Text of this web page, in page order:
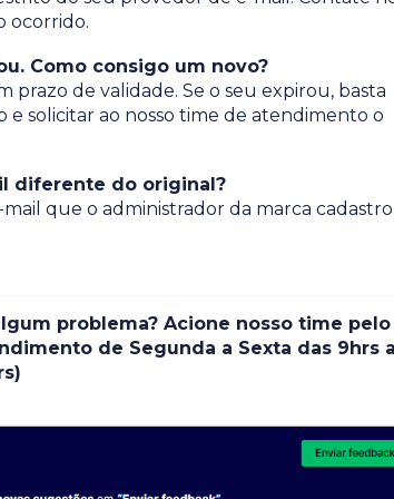
ocorrido.
Como consigo um novo?
prazo de validade. Se o seu expirou, basta
solicitar ao nosso time de atendimento o
diferente do original?
que o administrador da marca
problema? Acione nosso time pelo
de Segunda a Sexta das 9hrs